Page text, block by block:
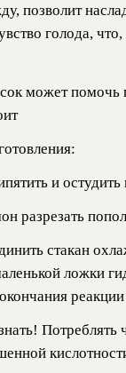
позволит
голода,
может помочь
и
разрезать
стакан
ложки
Потреблять